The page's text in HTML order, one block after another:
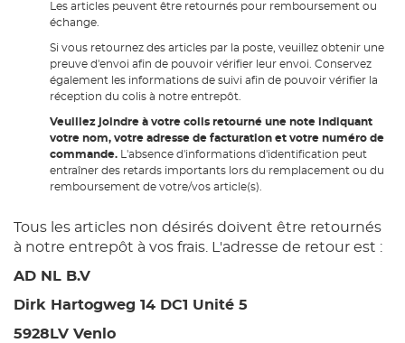
Les articles peuvent être retournés pour remboursement ou
échange.
Si vous retournez des articles par la poste, veuillez obtenir une
preuve d'envoi afin de pouvoir vérifier leur envoi. Conservez
également les informations de suivi afin de pouvoir vérifier la
réception du colis à notre entrepôt.
Veuillez joindre à votre colis retourné une note indiquant
votre nom, votre adresse de facturation et votre numéro de
commande. L'absence d'informations d'identification peut
entraîner des retards importants lors du remplacement ou du
remboursement de votre/vos article(s).
Tous les articles non désirés doivent être retournés
à notre entrepôt à vos frais. L'adresse de retour est :
AD NL B.V
Dirk Hartogweg 14 DC1 Unité 5
5928LV Venlo